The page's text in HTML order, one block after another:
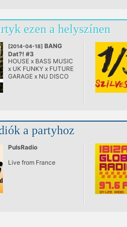
ezen a helyszínen
[2014-04-18] BANG
Dat?! #3
@ Fogasház,
Budapest
HOUSE x BASS MUSIC
x UK FUNKY x FUTURE
GARAGE x NU DISCO
a partyhoz
PulsRadio
Live from France